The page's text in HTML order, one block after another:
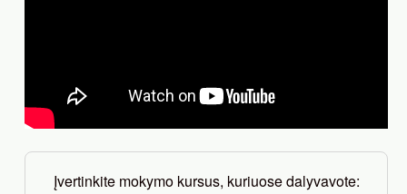
Įvertinkite mokymo kursus, kuriuose dalyvavote: